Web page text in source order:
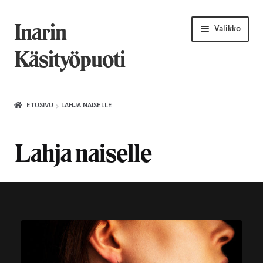
Siirry
navigointiin
Siirry
sisältöön
Inarin
Käsityöpuoti
Valikko
Joululahjat naiselle
Villahuivit
tason
Puusepäntuotteet
ETUSIVU LAHJA NAISELLE
Lahja naiselle